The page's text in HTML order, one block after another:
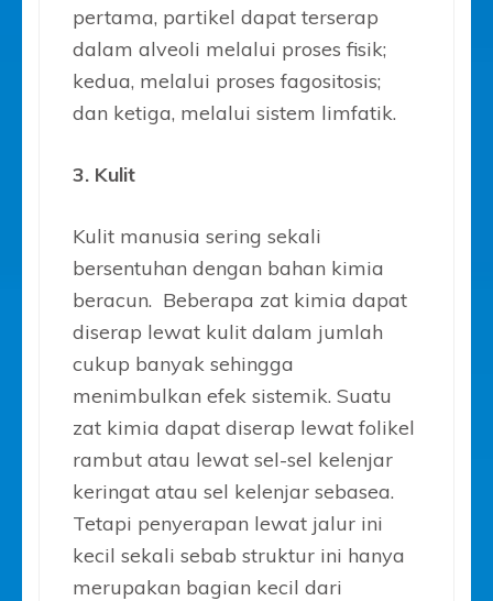
pertama, partikel dapat terserap
dalam alveoli melalui proses fisik;
kedua, melalui proses fagositosis;
dan ketiga, melalui sistem limfatik.
3. Kulit
Kulit manusia sering sekali
bersentuhan dengan bahan kimia
beracun. Beberapa zat kimia dapat
diserap lewat kulit dalam jumlah
cukup banyak sehingga
menimbulkan efek sistemik. Suatu
zat kimia dapat diserap lewat folikel
rambut atau lewat sel-sel kelenjar
keringat atau sel kelenjar sebasea.
Tetapi penyerapan lewat jalur ini
kecil sekali sebab struktur ini hanya
merupakan bagian kecil dari